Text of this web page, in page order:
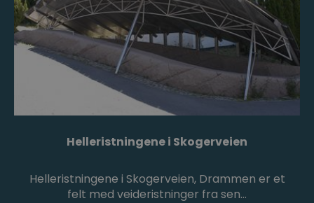
Helleristningene i Skogerveien
Helleristningene i Skogerveien, Drammen er et
felt med veideristninger fra sen…